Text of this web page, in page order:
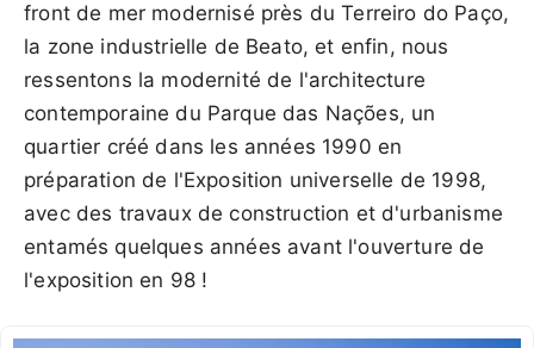
front de mer modernisé près du Terreiro do Paço,
la zone industrielle de Beato, et enfin, nous
ressentons la modernité de l'architecture
contemporaine du Parque das Nações, un
quartier créé dans les années 1990 en
préparation de l'Exposition universelle de 1998,
avec des travaux de construction et d'urbanisme
entamés quelques années avant l'ouverture de
l'exposition en 98 !